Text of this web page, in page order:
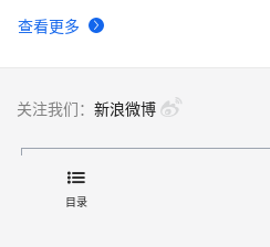
目录
查看更多
关注我们： 新浪微博